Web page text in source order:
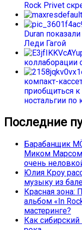
Rock Privet
Duran
Леди Гагой
коллаборации
компакт-
приобщиться
ностальгии по
Последние
Барабанщик
Миком
очень
Юлия Кроу
музыку из
Красная зона:
альбом «In
мастеринге?
Как